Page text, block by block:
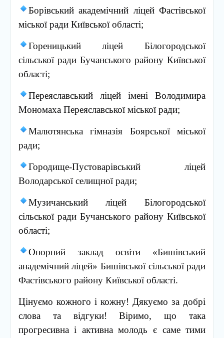
Борівський академічний ліцей Фастівської
міської ради Київської області;
Гореницький ліцей Білогородської
сільської ради Бучанського району Київської
області;
Переяславський ліцей імені Володимира
Мономаха Переяславської міської ради;
Малютянська гімназія Боярської міської
ради;
Городище-Пустоварівський ліцей
Володарської селищної ради;
Музичанський ліцей Білогородської
сільської ради Бучанського району Київської
області;
Опорний заклад освіти «Бишівський
анадемічний ліцей» Бишівської сільської ради
Фастівського району Київської області.
Цінуємо кожного і кожну! Дякуємо за добрі
слова та відгуки! Віримо, що така
прогресивна і активна молодь є саме тими